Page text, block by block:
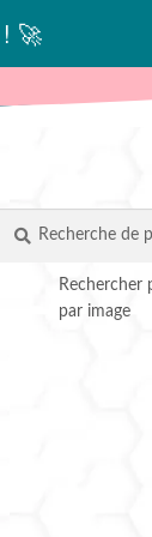
! 🚀
pour :
RECHERCHE
Rechercher
par image